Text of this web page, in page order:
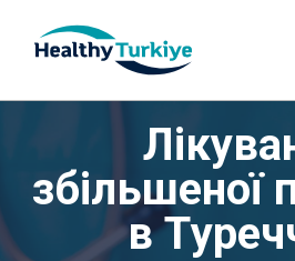
p
збільшеної
в